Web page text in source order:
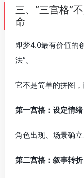
三、“三宫格”
命
即梦4.0最有价值的
法”。
它不是简单的拼图
第一宫格：设定情绪
角色出现、场景确立
第二宫格：叙事转折